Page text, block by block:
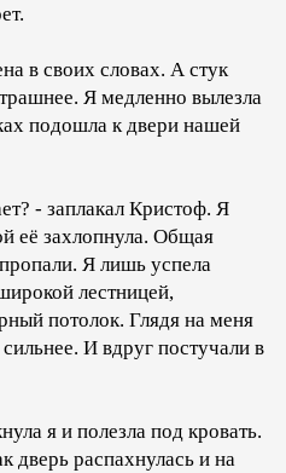
в своих словах. А стук
Я медленно вылезла
подошла к двери нашей
- заплакал Кристоф. Я
её захлопнула. Общая
Я лишь успела
лестницей,
потолок. Глядя на меня
И вдруг постучали в
я и полезла под кровать.
дверь распахнулась и на